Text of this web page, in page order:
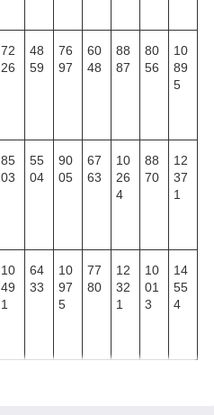
72
26
48
59
76
97
60
48
88
87
80
56
10
89
5
85
03
55
04
90
05
67
63
10
26
4
88
70
12
37
1
10
49
1
64
33
10
97
5
77
80
12
32
1
10
01
3
14
55
4